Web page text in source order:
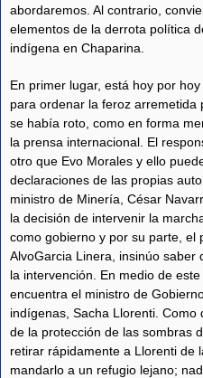
abordaremos. Al contrario,
elementos de la derrota política
indígena en Chaparina.
En primer lugar, está hoy por
para ordenar la feroz
se había roto, como en forma
la prensa internacional. El
otro que Evo Morales y ello
declaraciones de las propias
ministro de Minería, César
la decisión de intervenir la
como gobierno y por su parte, el
AlvoGarcia Linera, insinúo
la intervención. En medio de
encuentra el ministro de
indígenas, Sacha Llorenti.
de la protección de las sombras
retirar rápidamente a Llorenti de
mandarlo a un refugio lejano;